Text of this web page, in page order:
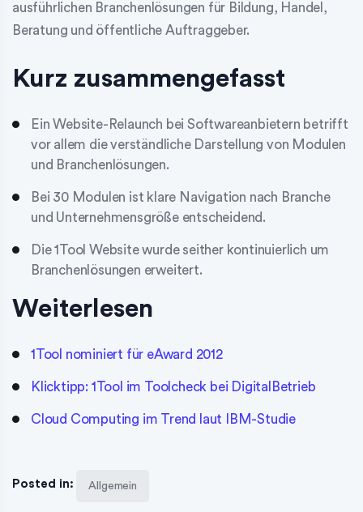
ausführlichen Branchenlösungen für Bildung, Handel,
Beratung und öffentliche Auftraggeber.
Kurz zusammengefasst
Ein Website-Relaunch bei Softwareanbietern betrifft
vor allem die verständliche Darstellung von Modulen
und Branchenlösungen.
Bei 30 Modulen ist klare Navigation nach Branche
und Unternehmensgröße entscheidend.
Die 1Tool Website wurde seither kontinuierlich um
Branchenlösungen erweitert.
Weiterlesen
1Tool nominiert für eAward 2012
Klicktipp: 1Tool im Toolcheck bei DigitalBetrieb
Cloud Computing im Trend laut IBM-Studie
Posted in: Allgemein